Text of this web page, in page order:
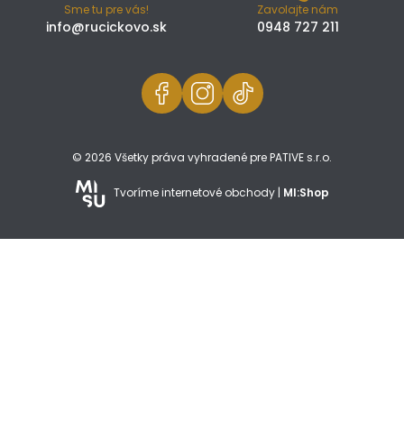
Sme tu pre vás!
info@rucickovo.sk
Zavolajte nám
0948 727 211
© 2026 Všetky práva vyhradené pre PATIVE s.r.o.
Tvoríme internetové obchody | MI:Shop